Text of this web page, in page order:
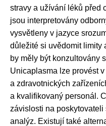
stravy a užívání léků před
jsou interpretovány
vysvětleny v jazyce
důležité si uvědomit limity
by měly být konzultovány
Unicaplasma lze provést
a zdravotnických
a kvalifikovaný personál.
závislosti na
analýz. Existují také